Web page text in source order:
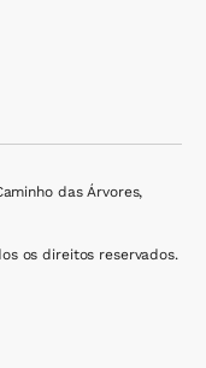
das Árvores,
os direitos reservados.